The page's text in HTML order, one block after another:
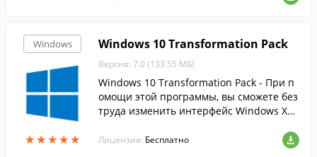
Windows
★★★★★
★★★★★
Windows 10 Transformation Pack
Версия: 7.0 (133.55 МБ)
Windows 10 Transformation Pack - При п
омощи этой программы, вы сможете без
труда изменить интерфейс Windows XP,
нтерфейс десятки.
Лицензия: Бесплатно